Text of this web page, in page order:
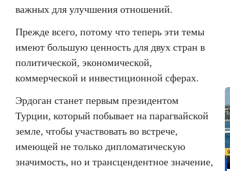
важных для улучшения отношений.
Прежде всего, потому что теперь эти темы
имеют большую ценность для двух стран в
политической, экономической,
коммерческой и инвестиционной сферах.
Эрдоган станет первым президентом
Турции, который побывает на парагвайской
земле, чтобы участвовать во встрече,
имеющей не только дипломатическую
значимость, но и трансцендентное значение,